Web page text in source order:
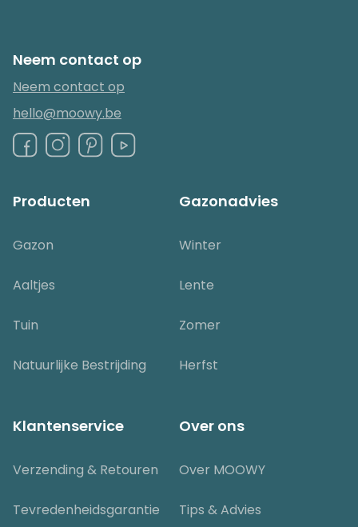
Neem contact op
Neem contact op
hello@moowy.be
Producten
Gazon
Aaltjes
Tuin
Natuurlijke Bestrijding
Gazonadvies
Winter
Lente
Zomer
Herfst
Klantenservice
Verzending & Retouren
Tevredenheidsgarantie
Over ons
Over MOOWY
Tips & Advies